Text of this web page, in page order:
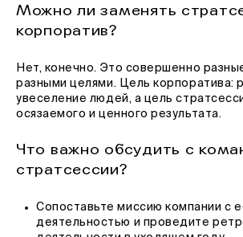
Можно ли заменять
корпоратив?
Нет, конечно. Это совершенно
разными целями. Цель корпоратива:
увеселение людей, а цель
осязаемого и ценного результата.
Что важно обсудить с
стратсессии?
Сопоставьте миссию компании с
деятельностью и проведите